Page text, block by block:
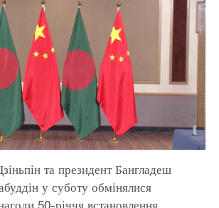
та президент Бангладеш
у суботу обмінялися
50-річчя встановлення